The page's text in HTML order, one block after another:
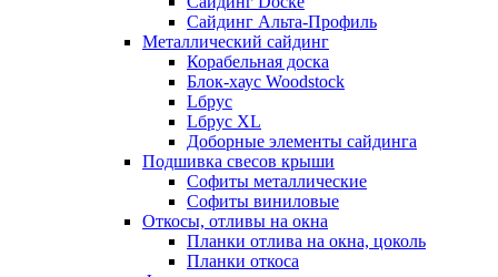
Сайдинг Альта-Профиль
Металлический сайдинг
Корабельная доска
Блок-хаус Woodstock
Lбрус
Lбрус XL
Доборные элементы сайдинга
Подшивка свесов крыши
Софиты металлические
Софиты виниловые
Откосы, отливы на окна
Планки отлива на окна, цоколь
Планки откоса